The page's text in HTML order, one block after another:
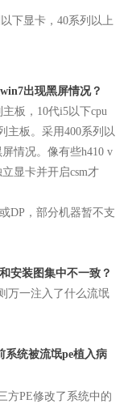
下显卡，40系列以上
出现黑屏情况？
板，10代i5以下cpu
主板。采用400系列以
情况。像有些h410 v
显卡并开启csm才
DP，部分机器暂不支
安装图集中不一致？
万一注入了什么流氓
统被流氓pe植入病
方PE修改了系统中的